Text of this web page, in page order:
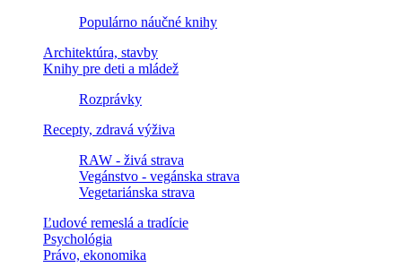
Populárno náučné knihy
Architektúra, stavby
Knihy pre deti a mládež
Rozprávky
Recepty, zdravá výživa
RAW - živá strava
Vegánstvo - vegánska strava
Vegetariánska strava
Ľudové remeslá a tradície
Psychológia
Právo, ekonomika